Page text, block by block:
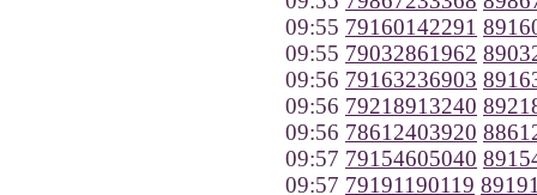
09:55 79160142291
09:55 79032861962
09:56 79163236903
09:56 79218913240
09:56 78612403920
09:57 79154605040
09:57 79191190119